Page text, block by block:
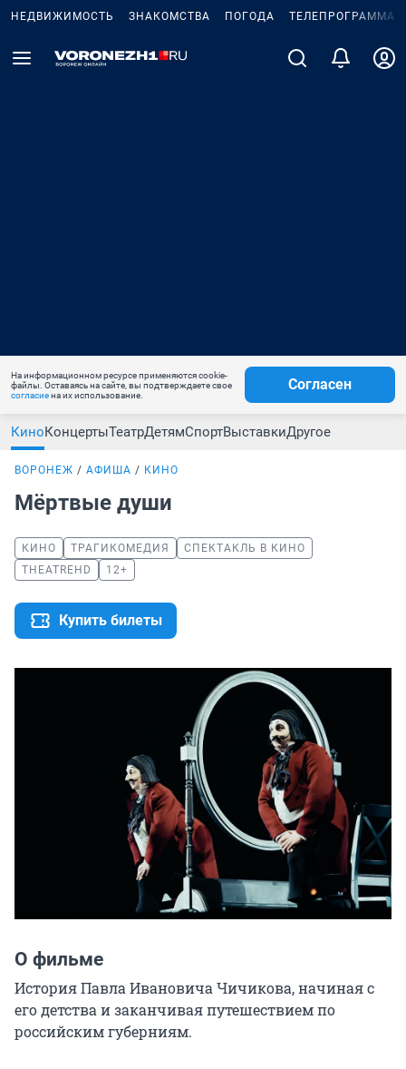
НЕДВИЖИМОСТЬ ЗНАКОМСТВА ПОГОДА ТЕЛЕПРОГРАММА
На информационном ресурсе применяются cookie-
файлы. Оставаясь на сайте, вы подтверждаете свое
согласиена их использование.
Согласен
КиноКонцертыТеатрДетямСпортВыставкиДругое
ВОРОНЕЖ АФИША КИНО
Мёртвые души
КИНО ТРАГИКОМЕДИЯ
СПЕКТАКЛЬ В КИНО
THEATREHD
12+
Купить билеты
О фильме
История Павла Ивановича Чичикова, начиная с
его детства и заканчивая путешествием по
российским губерниям.